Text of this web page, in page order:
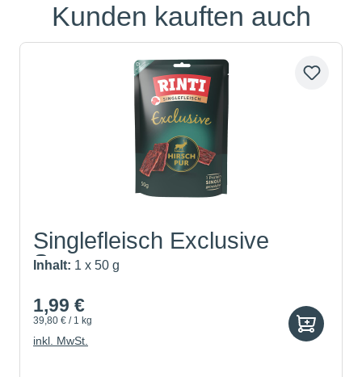
Produktgalerie überspringen
Kunden kauften auch
Singlefleisch Exclusive
Sna...
Inhalt: 1 x 50 g
1,99 €
39,80 € / 1 kg
inkl. MwSt.